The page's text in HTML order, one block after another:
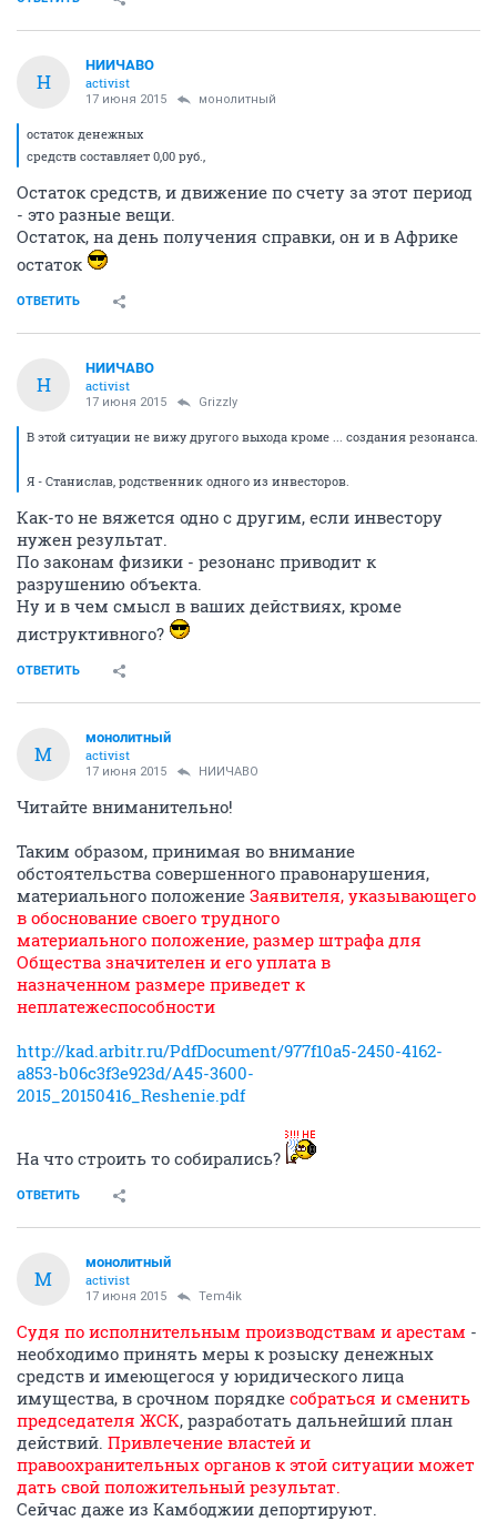
Н
НИИЧАВО
activist
17 июня 2015 монолитный
остаток денежных
средств составляет 0,00 руб.,
Остаток средств, и движение по счету за этот период
- это разные вещи.
Остаток, на день получения справки, он и в Африке
остаток
ОТВЕТИТЬ
Н
НИИЧАВО
activist
17 июня 2015 Grizzly
В этой ситуации не вижу другого выхода кроме ... создания резонанса.
Я - Станислав, родственник одного из инвесторов.
Как-то не вяжется одно с другим, если инвестору
нужен результат.
По законам физики - резонанс приводит к
разрушению объекта.
Ну и в чем смысл в ваших действиях, кроме
диструктивного?
ОТВЕТИТЬ
М
монолитный
activist
17 июня 2015 НИИЧАВО
Читайте вниманительно!
Таким образом, принимая во внимание
обстоятельства совершенного правонарушения,
материального положение Заявителя, указывающего
в обоснование своего трудного
материального положение, размер штрафа для
Общества значителен и его уплата в
назначенном размере приведет к
неплатежеспособности
http://kad.arbitr.ru/PdfDocument/977f10a5-2450-4162-
a853-b06c3f3e923d/A45-3600-
2015_20150416_Reshenie.pdf
На что строить то собирались?
ОТВЕТИТЬ
М
монолитный
activist
17 июня 2015 Tem4ik
Судя по исполнительным производствам и арестам -
необходимо принять меры к розыску денежных
средств и имеющегося у юридического лица
имущества, в срочном порядке собраться и сменить
председателя ЖСК, разработать дальнейший план
действий. Привлечение властей и
правоохранительных органов к этой ситуации может
дать свой положительный результат.
Сейчас даже из Камбоджии депортируют.